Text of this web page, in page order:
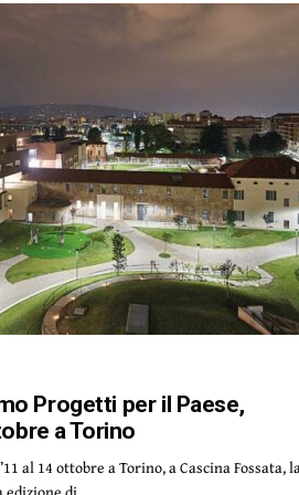
Progetti per il Paese,
a Torino
al 14 ottobre a Torino, a Cascina Fossata,